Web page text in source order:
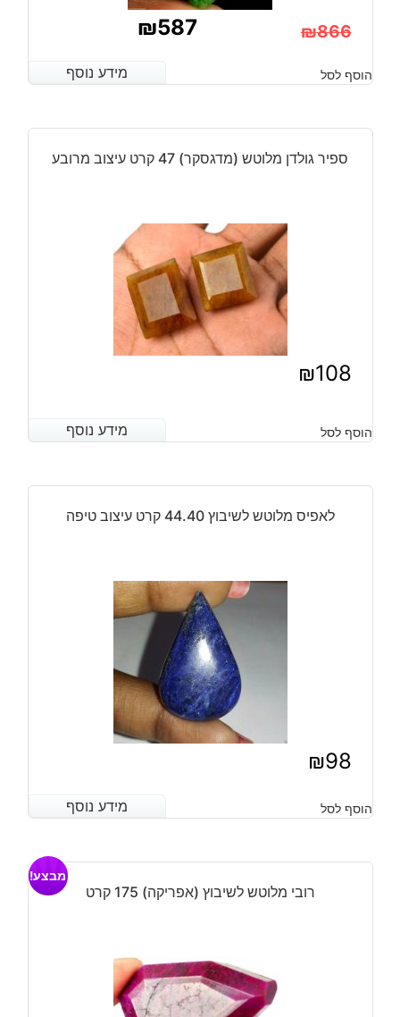
₪866
המקורי
היה:
₪866.
₪587
הנוכחי
הוא:
₪587.
מידע נוסף הוסף לסל מידע נוסף
ספיר גולדן מלוטש (מדגסקר) 47 קרט עיצוב מרובע
₪108
מידע נוסף הוסף לסל מידע נוסף
לאפיס מלוטש לשיבוץ 44.40 קרט עיצוב טיפה
₪98
מידע נוסף הוסף לסל מידע נוסף
רובי מלוטש לשיבוץ (אפריקה) 175 קרט
מבצע!